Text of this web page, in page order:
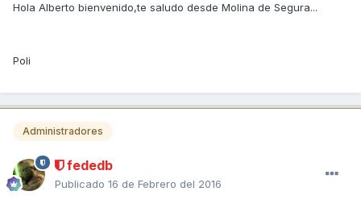
Hola Alberto bienvenido,te saludo desde Molina de Segura...
Poli
Administradores
fededb
Publicado 16 de Febrero del 2016